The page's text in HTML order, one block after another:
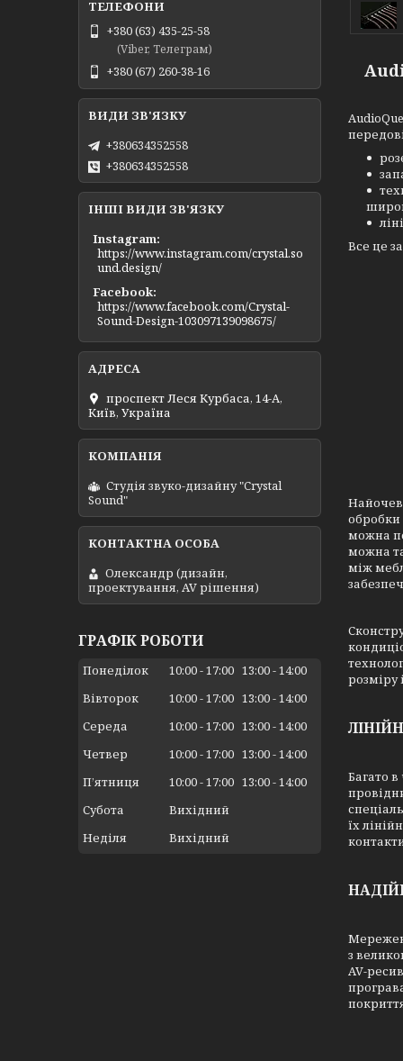
Все це
обробки
можна
можна
між
розміру
Багато
їх
з
AV-
+380 (63) 435-25-58
(Viber, Телеграм)
+380 (67) 260-38-16
+380634352558
+380634352558
ІНШІ ВИДИ ЗВ'ЯЗКУ
Instagram
https://www.instagram.com/crystal.so
und.design/
Facebook
https://www.facebook.com/Crystal-
Sound-Design-103097139098675/
проспект Леся Курбаса, 14-А,
Київ, Україна
Студія звуко-дизайну "Crystal
Sound"
Олександр (дизайн,
проектування, AV рішення)
ГРАФІК РОБОТИ
Понеділок 10:00 17:00 13:00 14:00
Вівторок
10:00 17:00 13:00 14:00
Середа
10:00 17:00 13:00 14:00
Четвер
10:00 17:00 13:00 14:00
Пʼятниця
10:00 17:00 13:00 14:00
Субота
Вихідний
Неділя
Вихідний